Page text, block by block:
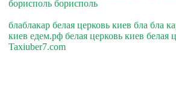
борисполь борисполь
блаблакар белая церковь киев бла бла
киев едем.рф белая церковь киев белая
Taxiuber7.com